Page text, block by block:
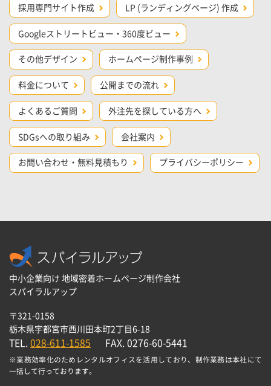
採用専門サイト作成 LP (ランディングページ) 作成
Googleストリートビュー・360度ビュー
その他デザイン ホームページ制作事例
料金について 公開までの流れ
よくあるご質問 外注先を探している方へ
SDGsへの取り組み 会社案内
お問い合わせ・無料見積もり プライバシーポリシー
中小企業向け 地域密着ホームページ制作会社
スパイラルアップ
〒321-0158
栃木県宇都宮市西川田本町2丁目6-18
TEL.028-611-1585 FAX. 0276-60-5441
※業務効率化のためレンタルオフィスを活用しており、制作業務は本社にて
一括して行っております。